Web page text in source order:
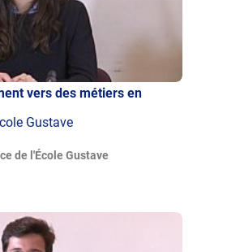
vers des métiers en
Gustave
de l'École Gustave